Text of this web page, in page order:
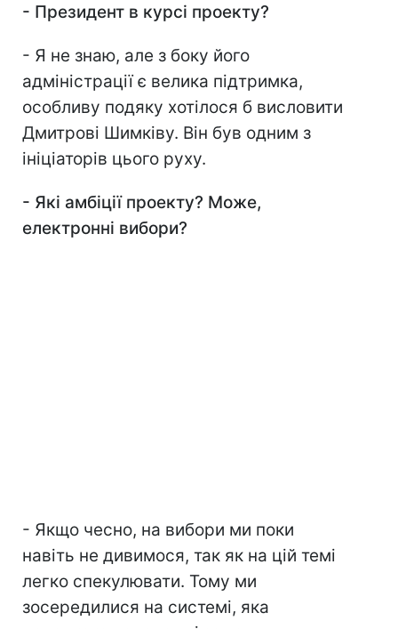
- Президент в курсі проекту?
- Я не знаю, але з боку його
адміністрації є велика підтримка,
особливу подяку хотілося б висловити
Дмитрові Шимківу. Він був одним з
ініціаторів цього руху.
- Які амбіції проекту? Може,
електронні вибори?
- Якщо чесно, на вибори ми поки
навіть не дивимося, так як на цій темі
легко спекулювати. Тому ми
зосередилися на системі, яка